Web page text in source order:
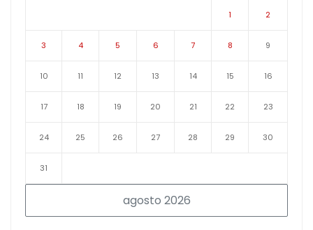
agosto 2026
1 2
3 4 5 6 7 8 9
10 11 12 13 14 15 16
17 18 19 20 21 22 23
24 25 26 27 28 29 30
31